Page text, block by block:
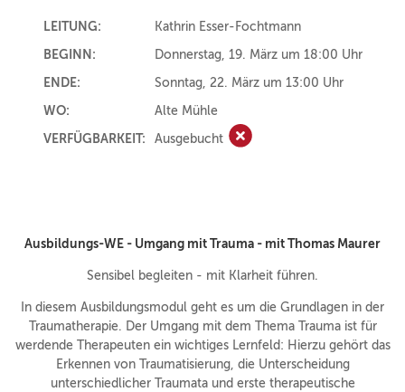
LEITUNG:
Kathrin Esser-Fochtmann
BEGINN:
Donnerstag, 19. März um 18:00 Uhr
ENDE:
Sonntag, 22. März um 13:00 Uhr
WO:
Alte Mühle
VERFÜGBARKEIT:
Ausgebucht Ausgebucht
Ausbildungs-WE - Umgang mit Trauma - mit Thomas Maurer
Sensibel begleiten - mit Klarheit führen.
In diesem Ausbildungsmodul geht es um die Grundlagen in der
Traumatherapie. Der Umgang mit dem Thema Trauma ist für
werdende Therapeuten ein wichtiges Lernfeld: Hierzu gehört das
Erkennen von Traumatisierung, die Unterscheidung
unterschiedlicher Traumata und erste therapeutische